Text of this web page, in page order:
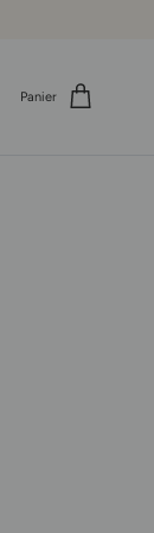
Panier